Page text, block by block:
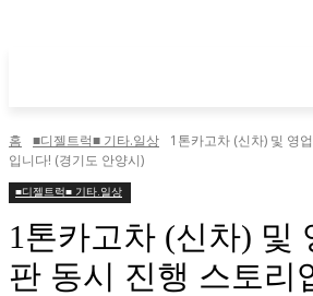
홈 ■디젤트럭■ 기타.일상
1톤카고차 (신차) 및 영
입니다! (경기도 안양시)
■디젤트럭■ 기타.일상
1톤카고차 (신차) 및
판 동시 진행 스토리